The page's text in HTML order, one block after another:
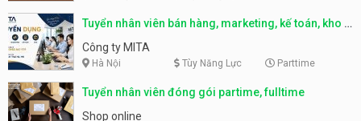
Tuyển nhân viên bán hàng, marketing, kế toán, kho –
parttime, fulltime
Công ty MITA
Hà Nội Tùy Năng Lực Parttime
Tuyển nhân viên đóng gói partime, fulltime
Shop online